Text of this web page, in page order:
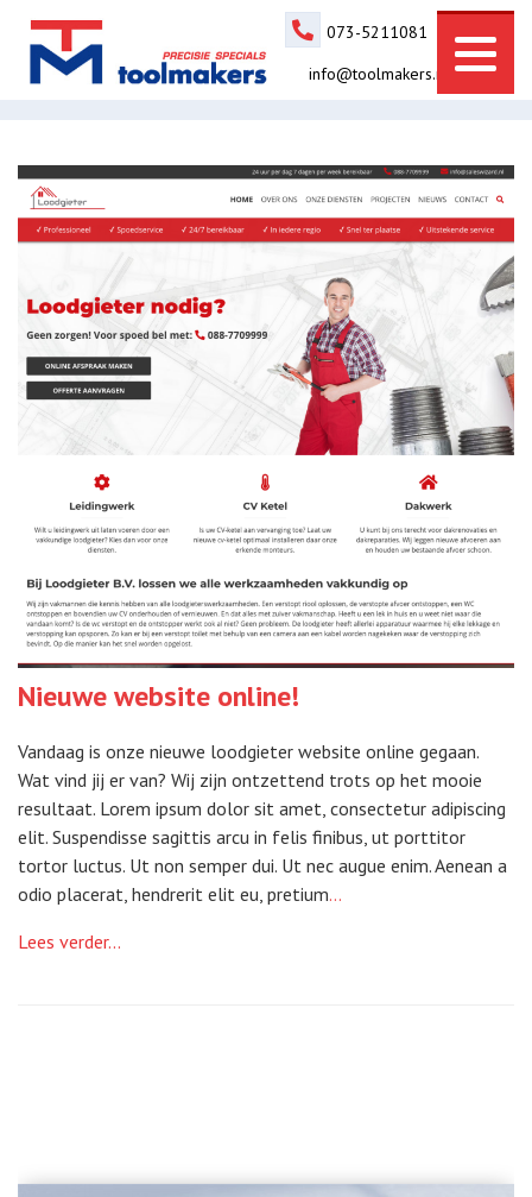
073-5211081
info@toolmakers.nl
Nieuwe website online!
Vandaag is onze nieuwe loodgieter website online gegaan.
Wat vind jij er van? Wij zijn ontzettend trots op het mooie
resultaat. Lorem ipsum dolor sit amet, consectetur adipiscing
elit. Suspendisse sagittis arcu in felis finibus, ut porttitor
tortor luctus. Ut non semper dui. Ut nec augue enim. Aenean a
odio placerat, hendrerit elit eu, pretium…
Lees verder...